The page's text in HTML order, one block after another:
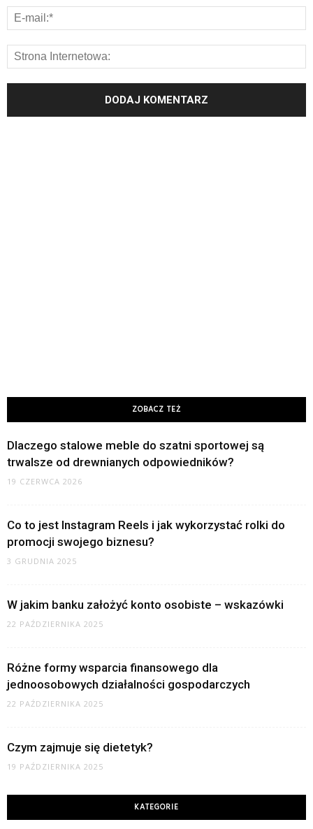
ZOBACZ TEŻ
Dlaczego stalowe meble do szatni sportowej są
trwalsze od drewnianych odpowiedników?
19 CZERWCA 2026
Co to jest Instagram Reels i jak wykorzystać rolki do
promocji swojego biznesu?
3 GRUDNIA 2025
W jakim banku założyć konto osobiste – wskazówki
22 PAŹDZIERNIKA 2025
Różne formy wsparcia finansowego dla
jednoosobowych działalności gospodarczych
22 PAŹDZIERNIKA 2025
Czym zajmuje się dietetyk?
19 PAŹDZIERNIKA 2025
KATEGORIE